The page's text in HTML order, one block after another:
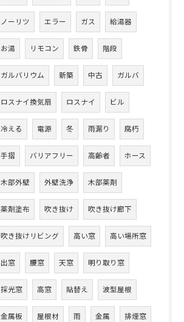
ノーリツ エラー ガス 給湯器
お湯 リモコン 鉄骨 階段
ガルバリウム 新築 中古 ガルバ
ロスナイ換気扇 ロスナイ ビル
冷える 電源 冬 雨漏り 腐朽
手摺 バリアフリー 高齢者 ホース
木部外壁 外壁洗浄 木部薬剤
薬剤塗布 吹き抜け 吹き抜け廊下
吹き抜けリビング 高い窓 高い場所窓
出窓 腰窓 天窓 明り取り窓
採光窓 高窓 貼替え 波型屋根
金属板 屋根材 雨 金属 排煙窓